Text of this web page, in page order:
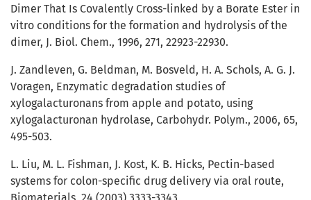
Dimer That Is Covalently Cross-linked by a Borate Ester in
vitro conditions for the formation and hydrolysis of the
dimer, J. Biol. Chem., 1996, 271, 22923-22930.
J. Zandleven, G. Beldman, M. Bosveld, H. A. Schols, A. G. J.
Voragen, Enzymatic degradation studies of
xylogalacturonans from apple and potato, using
xylogalacturonan hydrolase, Carbohydr. Polym., 2006, 65,
495-503.
L. Liu, M. L. Fishman, J. Kost, K. B. Hicks, Pectin-based
systems for colon-specific drug delivery via oral route,